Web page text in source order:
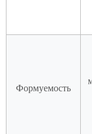
Формуемость